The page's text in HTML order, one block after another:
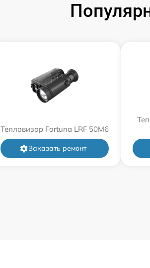
Тепловизор Fortuna LRF 50M6
Заказать ремонт